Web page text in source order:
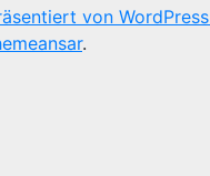
von WordPress
.